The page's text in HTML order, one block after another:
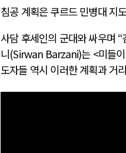
침공 계획은 쿠르드 민병대 지
사담 후세인의 군대와 싸우며 “
니(Sirwan Barzani)는 <미들
도자들 역시 이러한 계획과 거